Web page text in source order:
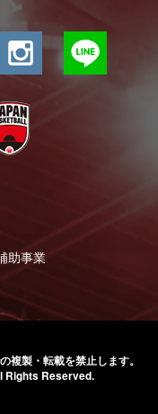
助事業
複製・転載を禁止します。
Rights Reserved.